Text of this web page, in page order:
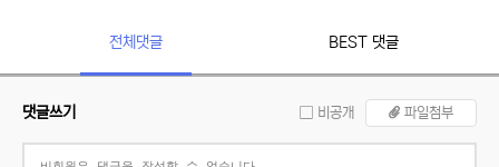
전체댓글 BEST 댓글
댓글쓰기 비공개 파일첨부